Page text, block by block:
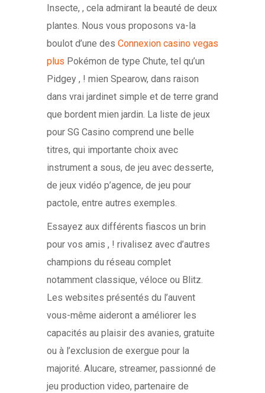
Insecte, , cela admirant la beauté de deux
plantes. Nous vous proposons va-la
boulot d’une des Connexion casino vegas
plus Pokémon de type Chute, tel qu’un
Pidgey , ! mien Spearow, dans raison
dans vrai jardinet simple et de terre grand
que bordent mien jardin. La liste de jeux
pour SG Casino comprend une belle
titres, qui importante choix avec
instrument a sous, de jeu avec desserte,
de jeux vidéo p’agence, de jeu pour
pactole, entre autres exemples.
Essayez aux différents fiascos un brin
pour vos amis , ! rivalisez avec d’autres
champions du réseau complet
notamment classique, véloce ou Blitz.
Les websites présentés du l’auvent
vous-même aideront a améliorer les
capacités au plaisir des avanies, gratuite
ou à l’exclusion de exergue pour la
majorité. Alucare, streamer, passionné de
jeu production video, partenaire de